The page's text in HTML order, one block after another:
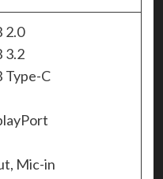
2.0
3.2
Type-C
Mic-in